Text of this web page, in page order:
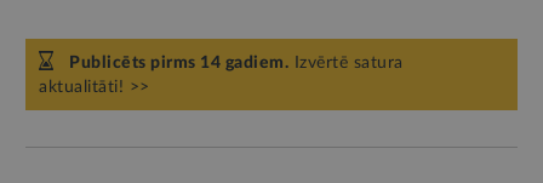
Publicēts pirms 14 gadiem. Izvērtē satura
aktualitāti! >>